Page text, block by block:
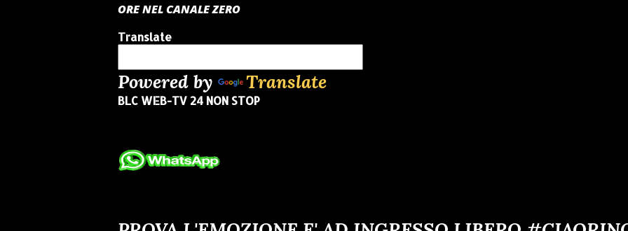
ORE NEL CANALE ZERO
Translate
Powered by Translate
BLC WEB-TV 24 NON STOP